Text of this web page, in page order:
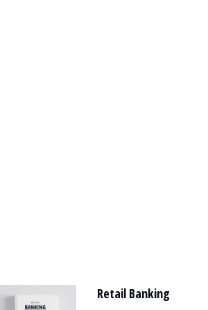
Retail Banking